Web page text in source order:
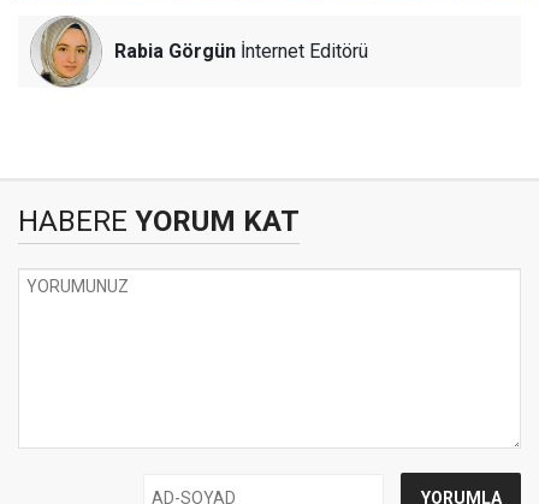
Rabia Görgün İnternet Editörü
HABERE YORUM KAT